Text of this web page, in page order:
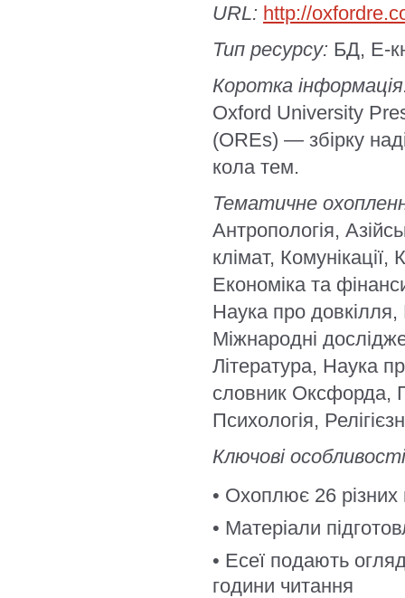
URL: http://
Тип ресурсу: БД, E-
Коротка
Oxford University
(OREs) — збірку
кола тем.
Тематичне
Антропологія,
клімат,
Економіка та
Наука про довкілля,
Міжнародні
Література, Наука
словник Оксфорда,
Психологія,
Ключові
• Охоплює 26 різних
• Матеріали
• Есеї подають
години читання